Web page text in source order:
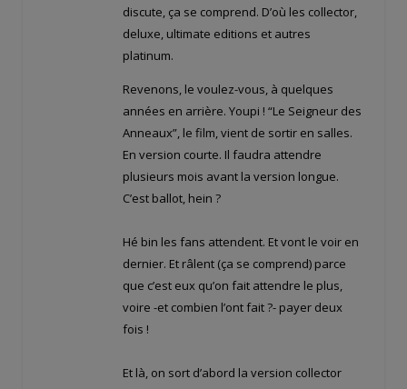
discute, ça se comprend. D’où les collector,
deluxe, ultimate editions et autres
platinum.
Revenons, le voulez-vous, à quelques
années en arrière. Youpi ! “Le Seigneur des
Anneaux”, le film, vient de sortir en salles.
En version courte. Il faudra attendre
plusieurs mois avant la version longue.
C’est ballot, hein ?
Hé bin les fans attendent. Et vont le voir en
dernier. Et râlent (ça se comprend) parce
que c’est eux qu’on fait attendre le plus,
voire -et combien l’ont fait ?- payer deux
fois !
Et là, on sort d’abord la version collector